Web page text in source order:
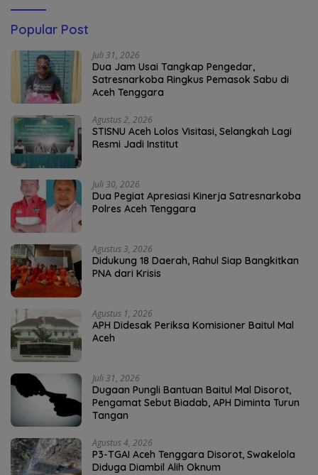
Popular Post
Juli 31, 2026
Dua Jam Usai Tangkap Pengedar,
Satresnarkoba Ringkus Pemasok Sabu di
Aceh Tenggara
Agustus 2, 2026
STISNU Aceh Lolos Visitasi, Selangkah Lagi
Resmi Jadi Institut
Juli 30, 2026
Dua Pegiat Apresiasi Kinerja Satresnarkoba
Polres Aceh Tenggara
Agustus 3, 2026
Didukung 18 Daerah, Rahul Siap Bangkitkan
PNA dari Krisis
Agustus 1, 2026
APH Didesak Periksa Komisioner Baitul Mal
Aceh
Juli 31, 2026
Dugaan Pungli Bantuan Baitul Mal Disorot,
Pengamat Sebut Biadab, APH Diminta Turun
Tangan
Agustus 4, 2026
P3-TGAI Aceh Tenggara Disorot, Swakelola
Diduga Diambil Alih Oknum